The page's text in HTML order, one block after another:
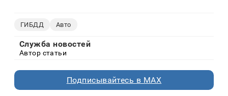
ГИБДД Авто
Служба новостей
Автор статьи
Подписывайтесь в MAX